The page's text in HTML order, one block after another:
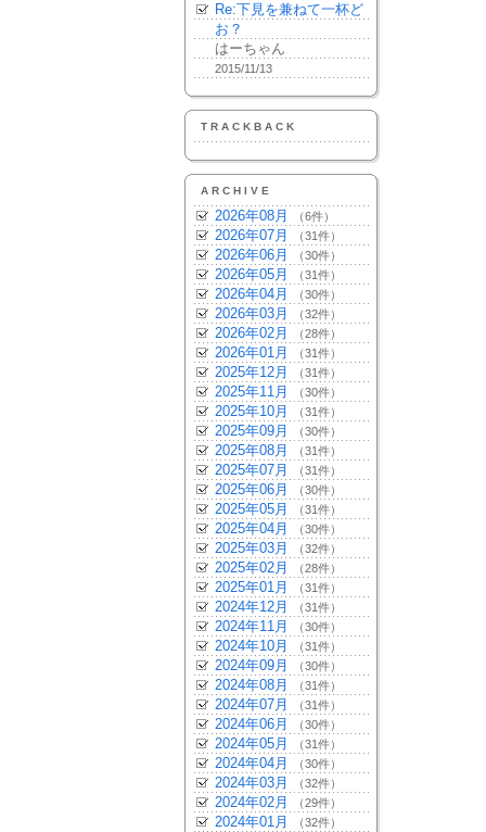
Re:下見を兼ねて一杯ど
お？
はーちゃん
2015/11/13
TRACKBACK
ARCHIVE
2026年08月 （6件）
2026年07月 （31件）
2026年06月 （30件）
2026年05月 （31件）
2026年04月 （30件）
2026年03月 （32件）
2026年02月 （28件）
2026年01月 （31件）
2025年12月 （31件）
2025年11月 （30件）
2025年10月 （31件）
2025年09月 （30件）
2025年08月 （31件）
2025年07月 （31件）
2025年06月 （30件）
2025年05月 （31件）
2025年04月 （30件）
2025年03月 （32件）
2025年02月 （28件）
2025年01月 （31件）
2024年12月 （31件）
2024年11月 （30件）
2024年10月 （31件）
2024年09月 （30件）
2024年08月 （31件）
2024年07月 （31件）
2024年06月 （30件）
2024年05月 （31件）
2024年04月 （30件）
2024年03月 （32件）
2024年02月 （29件）
2024年01月 （32件）